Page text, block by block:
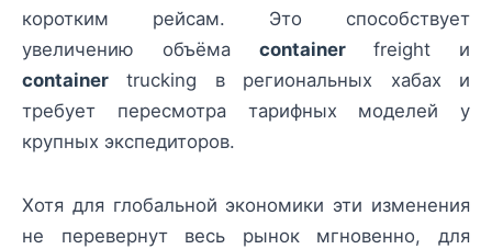
коротким рейсам. Это способствует
увеличению объёма containerfreight и
container trucking в региональных хабах и
требует пересмотра тарифных моделей у
крупных экспедиторов.
Хотя для глобальной экономики эти изменения
не перевернут весь рынок мгновенно, для